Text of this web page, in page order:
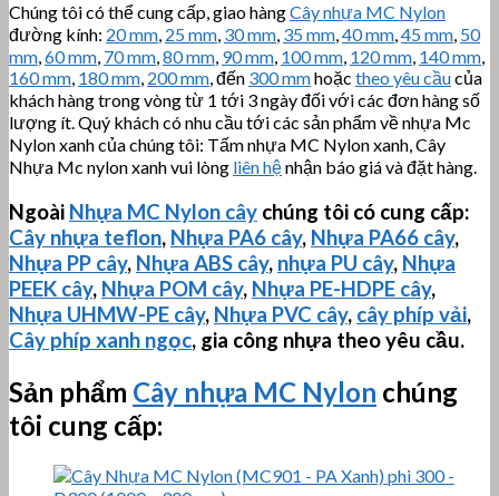
Chúng tôi có thể cung cấp, giao hàngCây nhựa MC Nylon
đường kính: 20 mm, 25 mm, 30 mm, 35 mm,40 mm,45 mm, 50
mm,60 mm, 70 mm,80 mm, 90 mm, 100 mm, 120 mm, 140 mm,
160 mm, 180 mm, 200 mm, đến 300 mmhoặc theo yêu cầucủa
khách hàng trong vòng từ 1 tới 3 ngày đối với các đơn hàng số
lượng ít. Quý khách có nhu cầu tới các sản phẩm về nhựa Mc
Nylon xanh của chúng tôi: Tấm nhựa MC Nylon xanh, Cây
Nhựa Mc nylon xanh vui lòng liên hệnhận báo giá và đặt hàng.
Ngoài Nhựa MC Nylon cây chúng tôi có cung cấp:
Cây nhựa teflon, Nhựa PA6 cây, Nhựa PA66 cây,
Nhựa PP cây, Nhựa ABS cây, nhựa PU cây, Nhựa
PEEK cây, Nhựa POM cây, Nhựa PE-HDPE cây,
Nhựa UHMW-PE cây, Nhựa PVC cây, cây phíp vải,
Cây phíp xanh ngọc, gia công nhựa theo yêu cầu.
Sản phẩm Cây nhựa MC Nylon chúng
tôi cung cấp: